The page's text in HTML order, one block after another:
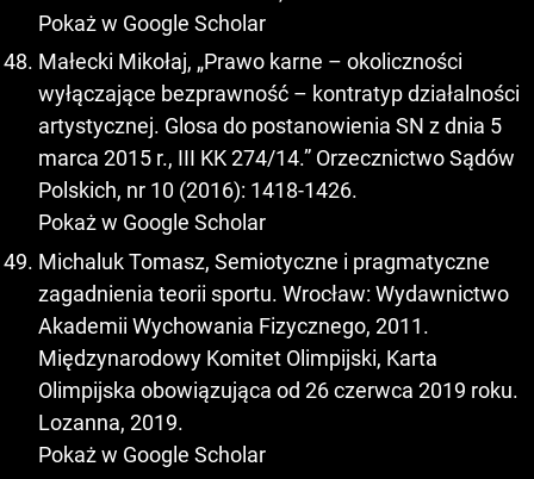
Pokaż w Google Scholar
Małecki Mikołaj, „Prawo karne – okoliczności
wyłączające bezprawność – kontratyp działalności
artystycznej. Glosa do postanowienia SN z dnia 5
marca 2015 r., III KK 274/14.” Orzecznictwo Sądów
Polskich, nr 10 (2016): 1418-1426.
Pokaż w Google Scholar
Michaluk Tomasz, Semiotyczne i pragmatyczne
zagadnienia teorii sportu. Wrocław: Wydawnictwo
Akademii Wychowania Fizycznego, 2011.
Międzynarodowy Komitet Olimpijski, Karta
Olimpijska obowiązująca od 26 czerwca 2019 roku.
Lozanna, 2019.
Pokaż w Google Scholar